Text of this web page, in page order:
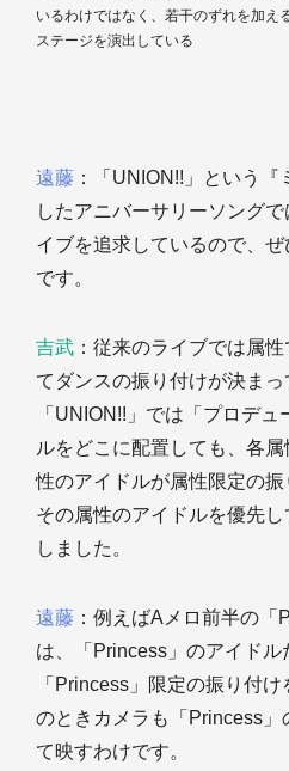
いるわけではなく、若干のずれを加え
ステージを演出している
遠藤 ：「UNION!!」という
したアニバーサリーソング
イブを追求しているので、
です。
吉武 ：従来のライブでは属
てダンスの振り付けが決まっ
「UNION!!」では「プロデ
ルをどこに配置しても、各
性のアイドルが属性限定の
その属性のアイドルを優先
しました。
遠藤 ：例えばAメロ前半の
は、「Princess」のアイドル
「Princess」限定の振り付
のときカメラも「Princess」
て映すわけです。